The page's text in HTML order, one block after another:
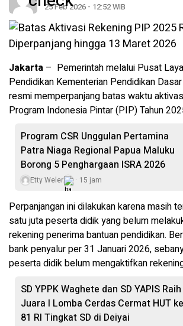
25 Feb 2026 - 12:52 WIB
Jakarta – Pemerintah melalui Pusat
Pendidikan Kementerian Pendidikan
resmi memperpanjang batas waktu
Program Indonesia Pintar (PIP) Tahun
Program CSR Unggulan Pertamina
Patra Niaga Regional Papua Maluku
Borong 5 Penghargaan ISRA 2026
Etty Weler 15 jam
Perpanjangan ini dilakukan karena masih
satu juta peserta didik yang belum
rekening penerima bantuan pendidikan.
bank penyalur per 31 Januari 2026,
peserta didik belum mengaktifkan
SD YPPK Waghete dan SD YAPIS Raih
Juara I Lomba Cerdas Cermat HUT
81 RI Tingkat SD di Deiyai